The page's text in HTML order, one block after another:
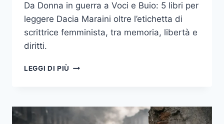
Da Donna in guerra a Voci e Buio: 5 libri per
leggere Dacia Maraini oltre l’etichetta di
scrittrice femminista, tra memoria, libertà e
diritti.
LEGGI DI PIÙ DACIA
FEMMINISMO